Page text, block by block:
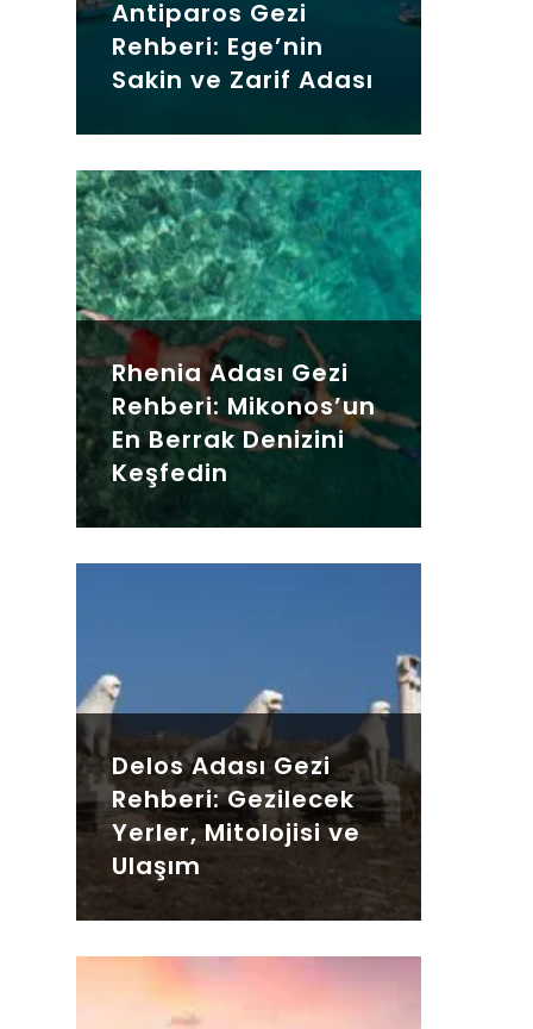
Antiparos Gezi
Rehberi: Ege’nin
Sakin ve Zarif Adası
Rhenia Adası Gezi
Rehberi: Mikonos’un
En Berrak Denizini
Keşfedin
Delos Adası Gezi
Rehberi: Gezilecek
Yerler, Mitolojisi ve
Ulaşım